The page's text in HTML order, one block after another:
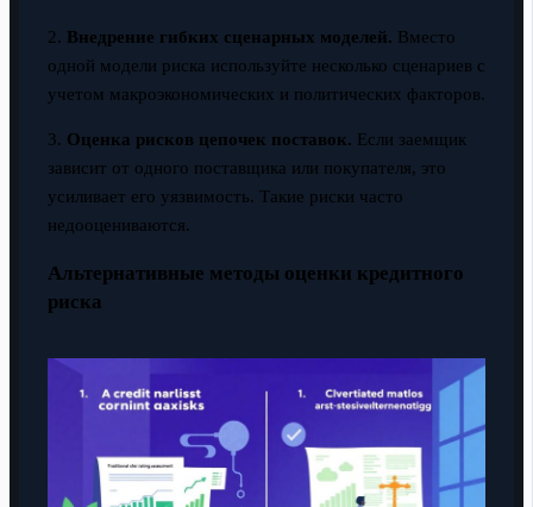
2. Внедрение гибких сценарных моделей. Вместо
одной модели риска используйте несколько сценариев с
учетом макроэкономических и политических факторов.
3. Оценка рисков цепочек поставок. Если заемщик
зависит от одного поставщика или покупателя, это
усиливает его уязвимость. Такие риски часто
недооцениваются.
Альтернативные методы оценки кредитного
риска